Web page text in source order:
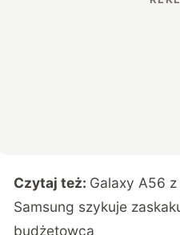
Czytaj też: Galaxy A56
Samsung szykuje
budżetowca